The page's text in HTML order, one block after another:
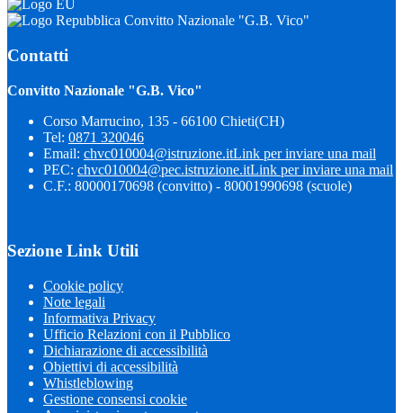
Convitto Nazionale "G.B. Vico"
Contatti
Convitto Nazionale "G.B. Vico"
Corso Marrucino, 135 - 66100 Chieti(CH)
Tel: 0871 320046
Email: chvc010004@istruzione.itLink per inviare una mail
PEC: chvc010004@pec.istruzione.itLink per inviare una mail
C.F.: 80000170698 (convitto) - 80001990698 (scuole)
Sezione Link Utili
Cookie policy
Note legali
Informativa Privacy
Ufficio Relazioni con il Pubblico
Dichiarazione di accessibilità
Obiettivi di accessibilità
Whistleblowing
Gestione consensi cookie